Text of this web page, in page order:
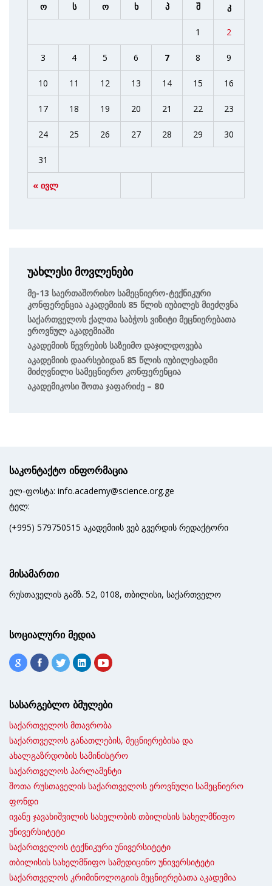
ო ს ო ხ პ შ კ
« ივლ
1 2
3 4 5 6 7 8 9
10 11 12 13 14 15 16
17 18 19 20 21 22 23
24 25 26 27 28 29 30
31
უახლესი მოვლენები
Მე-13 Საერთაშორისო Სამეცნიერო-Ტექნიკური
Კონფერენცია Აკადემიის 85 Წლის Იუბილეს Მიეძღვნა
Საქართველოს Ქალთა Საბჭოს Ვიზიტი Მეცნიერებათა
Ეროვნულ Აკადემიაში
Აკადემიის Წევრების Საზეიმო Დაჯილდოვება
Აკადემიის Დაარსებიდან 85 Წლის Იუბილესადმი
Მიძღვნილი Სამეცნიერო Კონფერენცია
Აკადემიკოსი Შოთა Ჯაფარიძე – 80
საკონტაქტო ინფორმაცია
ელ-ფოსტა: info.academy@science.org.ge
ტელ:
(+995) 579750515 აკადემიის ვებ გვერდის რედაქტორი
მისამართი
რუსთაველის გამზ. 52, 0108, თბილისი, საქართველო
სოციალური მედია
სასარგებლო ბმულები
საქართველოს მთავრობა
საქართველოს განათლების, მეცნიერებისა და
ახალგაზრდობის სამინისტრო
საქართველოს პარლამენტი
შოთა რუსთაველის საქართველოს ეროვნული სამეცნიერო
ფონდი
ივანე ჯავახიშვილის სახელობის თბილისის სახელმწიფო
უნივერსიტეტი
საქართველოს ტექნიკური უნივერსიტეტი
თბილისის სახელმწიფო სამედიცინო უნივერსიტეტი
საქართველოს კრიმინოლოგიის მეცნიერებათა აკადემია